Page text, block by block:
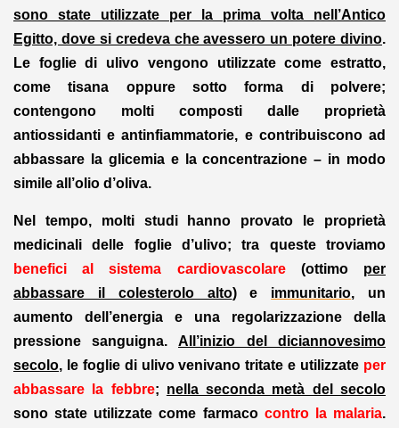
sono state utilizzate per la prima volta nell’Antico
Egitto, dove si credeva che avessero un potere divino.
Le foglie di ulivo vengono utilizzate come estratto,
come tisana oppure sotto forma di polvere;
contengono molti composti dalle proprietà
antiossidanti e antinfiammatorie, e contribuiscono ad
abbassare la glicemia e la concentrazione – in modo
simile all’olio d’oliva.
Nel tempo, molti studi hanno provato le proprietà
medicinali delle foglie d’ulivo; tra queste troviamo
benefici al sistema cardiovascolare(ottimo per
abbassare il colesterolo alto) e immunitario, un
aumento dell’energia e una regolarizzazione della
pressione sanguigna. All’inizio del diciannovesimo
secolo, le foglie di ulivo venivano tritate e utilizzate per
abbassare la febbre; nella seconda metà del secolo
sono state utilizzate come farmaco contro la malaria.